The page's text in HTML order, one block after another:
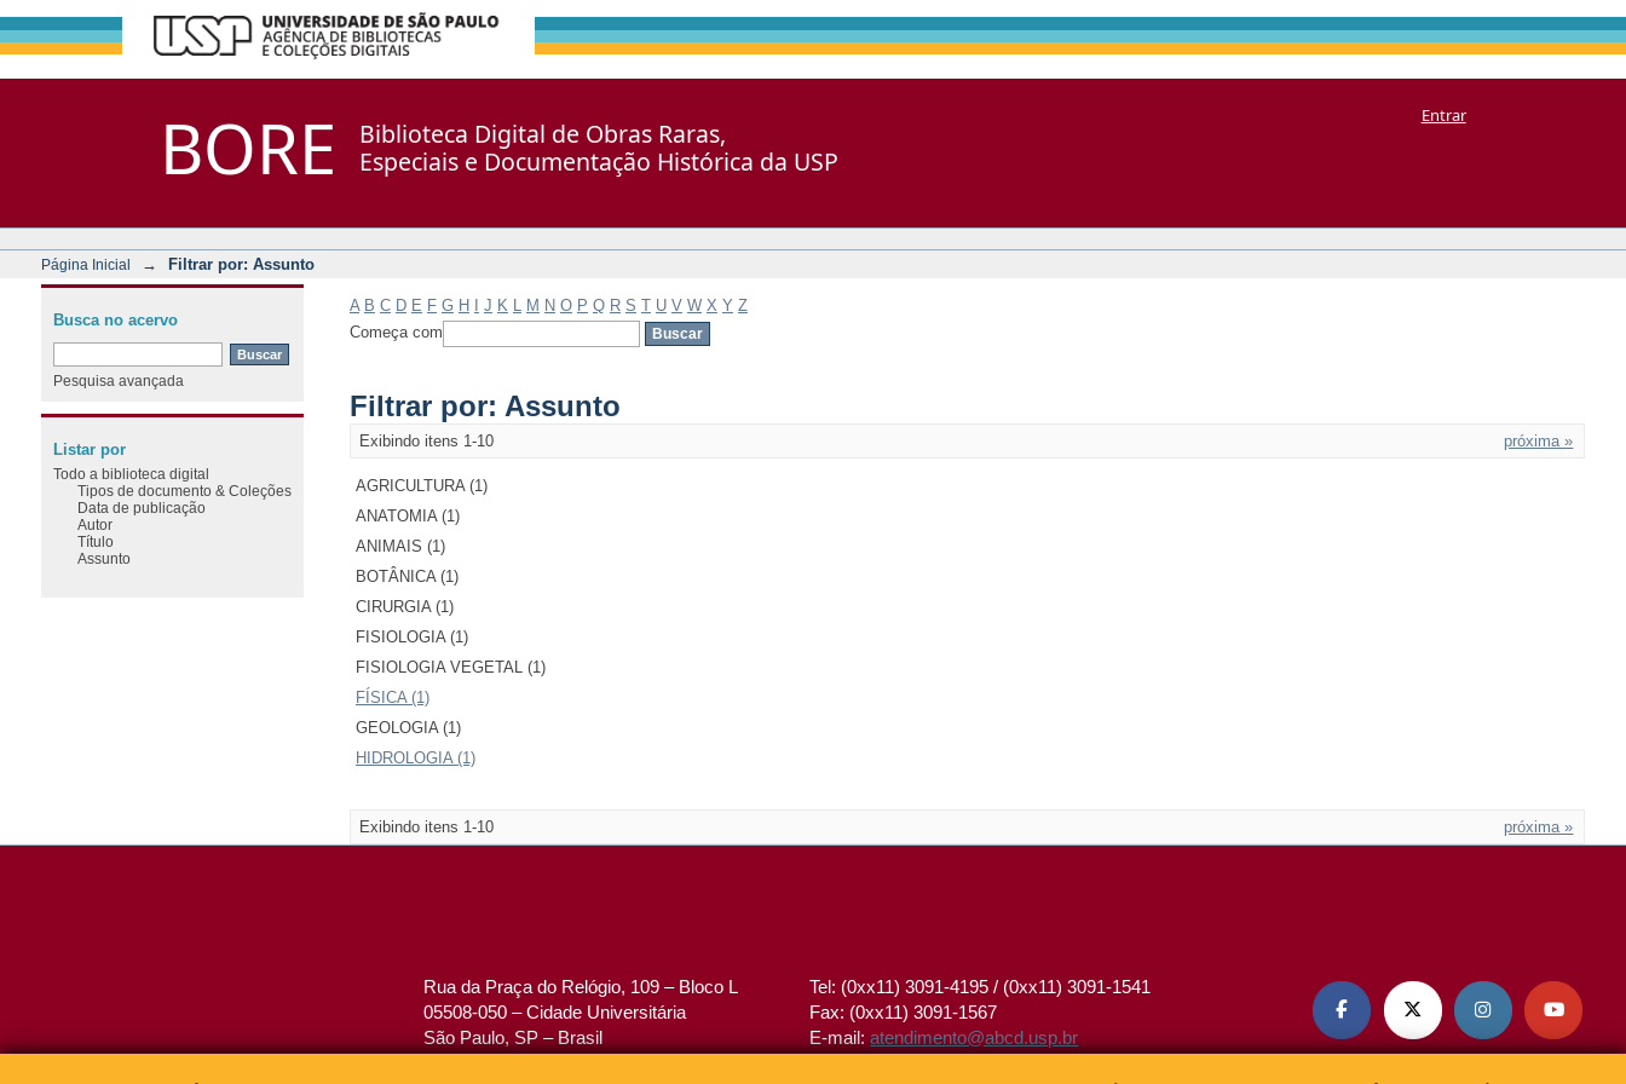
BORE
Biblioteca Digital de Obras Raras,
Especiais e Documentação Histórica da USP
Entrar
Página Inicial → Filtrar por: Assunto
A B C D E F G H J K M N O P Q R S T U V W X Y Z
Começa com
Filtrar por: Assunto
Exibindo itens 1-10 próxima »
AGRICULTURA (1)
ANATOMIA (1)
ANIMAIS (1)
BOTÂNICA (1)
CIRURGIA (1)
FISIOLOGIA (1)
FISIOLOGIA VEGETAL (1)
FÍSICA (1)
GEOLOGIA (1)
HIDROLOGIA (1)
Exibindo itens 1-10 próxima »
Busca no acervo
Pesquisa avançada
Listar por
Todo a biblioteca digital
Tipos de documento & Coleções
Data de publicação
Autor
Título
Assunto
Rua da Praça do Relógio, 109 – Bloco L
05508-050 – Cidade Universitária
São Paulo, SP – Brasil
Tel: (0xx11) 3091-4195 / (0xx11) 3091-1541
Fax: (0xx11) 3091-1567
E-mail:atendimento@abcd.usp.br
   